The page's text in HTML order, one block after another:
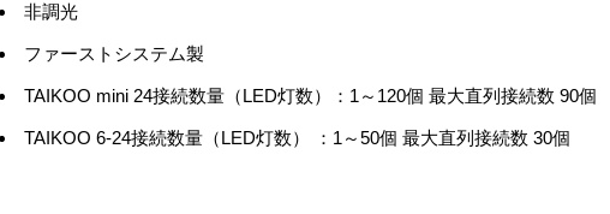
非調光
ファーストシステム製
TAIKOO mini 24接続数量（LED灯数）：1～120個 最大直列接続数 90個
TAIKOO 6-24接続数量（LED灯数） ：1～50個 最大直列接続数 30個